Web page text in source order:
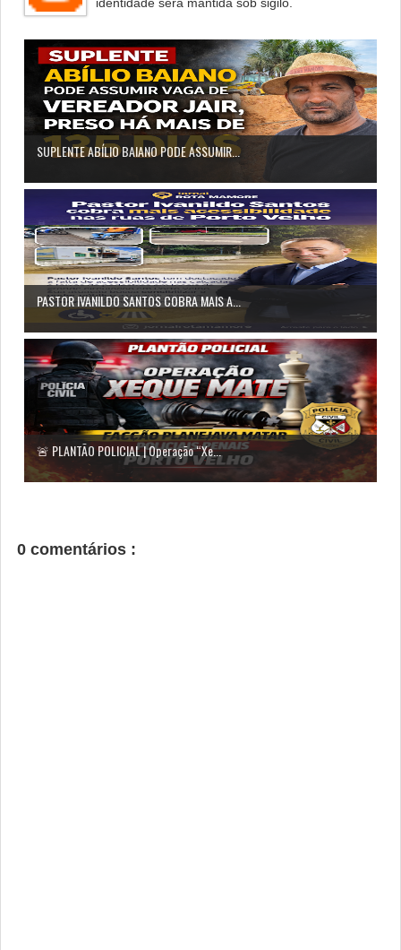
SUPLENTE ABÍLIO BAIANO PODE ASSUMIR...
PASTOR IVANILDO SANTOS COBRA MAIS A...
🚨 PLANTÃO POLICIAL | Operação “Xe...
0 comentários :